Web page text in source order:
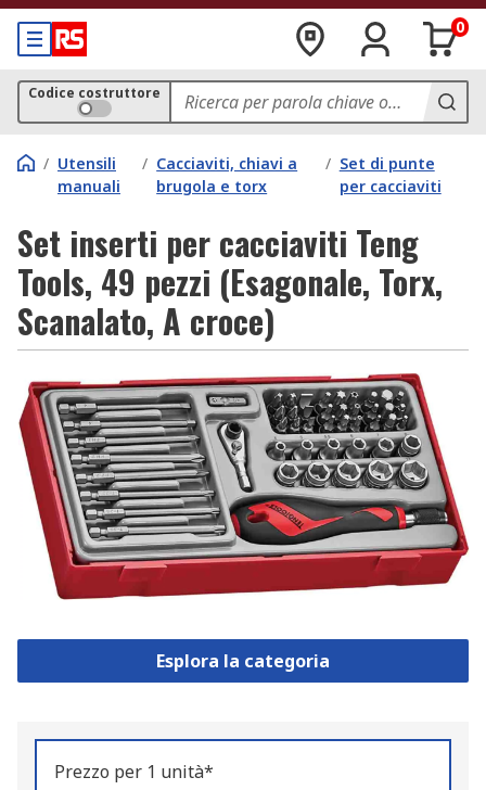
0
Codice costruttore
/ Utensili
manuali
/ Cacciaviti, chiavi a
brugola e torx
/ Set di punte
per cacciaviti
Set inserti per cacciaviti Teng
Tools, 49 pezzi (Esagonale, Torx,
Scanalato, A croce)
Esplora la categoria
Prezzo per 1 unità*